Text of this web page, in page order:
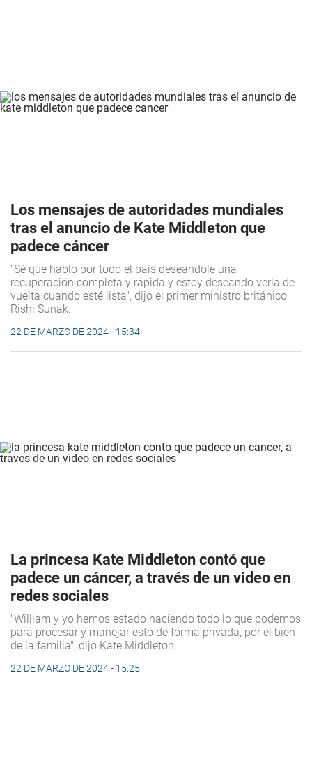
Los mensajes de autoridades mundiales
tras el anuncio de Kate Middleton que
padece cáncer
"Sé que hablo por todo el país deseándole una
recuperación completa y rápida y estoy deseando verla de
vuelta cuando esté lista", dijo el primer ministro británico
Rishi Sunak.
22 DE MARZO DE 2024 - 15:34
La princesa Kate Middleton contó que
padece un cáncer, a través de un video en
redes sociales
"William y yo hemos estado haciendo todo lo que podemos
para procesar y manejar esto de forma privada, por el bien
de la familia", dijo Kate Middleton.
22 DE MARZO DE 2024 - 15:25